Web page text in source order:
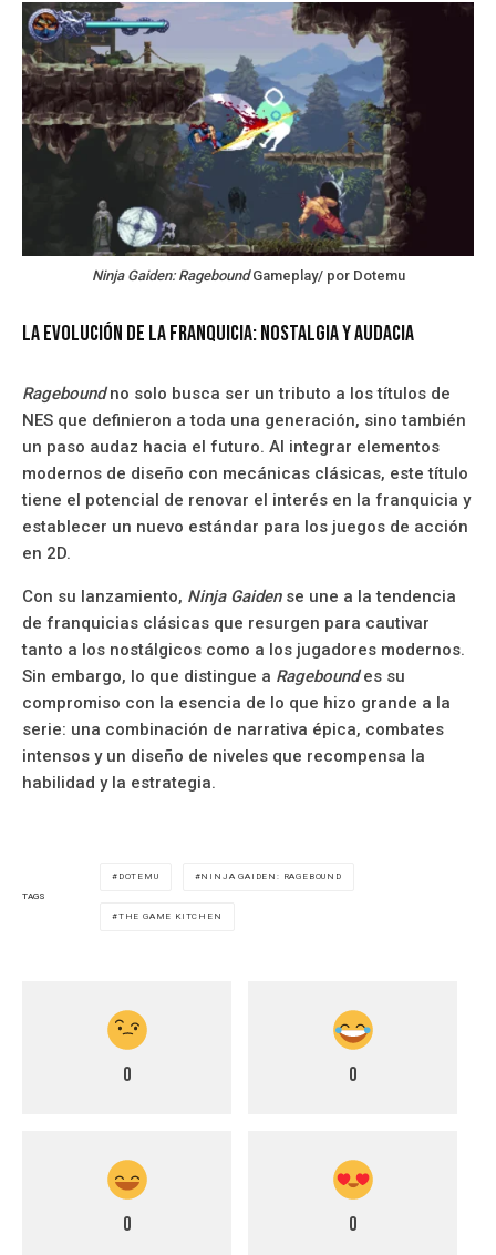
Ninja Gaiden: RageboundGameplay/ por Dotemu
La evolución de la franquicia: Nostalgia y audacia
Rageboundno solo busca ser un tributo a los títulos de
NES que definieron a toda una generación, sino también
un paso audaz hacia el futuro. Al integrar elementos
modernos de diseño con mecánicas clásicas, este título
tiene el potencial de renovar el interés en la franquicia y
establecer un nuevo estándar para los juegos de acción
en 2D.
Con su lanzamiento, Ninja Gaidense une a la tendencia
de franquicias clásicas que resurgen para cautivar
tanto a los nostálgicos como a los jugadores modernos.
Sin embargo, lo que distingue a Rageboundes su
compromiso con la esencia de lo que hizo grande a la
serie: una combinación de narrativa épica, combates
intensos y un diseño de niveles que recompensa la
habilidad y la estrategia.
TAGS
DOTEMU NINJA GAIDEN: RAGEBOUND
THE GAME KITCHEN
0 0
0 0